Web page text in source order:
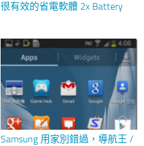
很有效的省電軟體 2x Battery
Samsung 用家別錯過，導航王 /